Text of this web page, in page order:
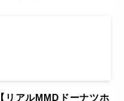
【リアルMMDドーナツホ